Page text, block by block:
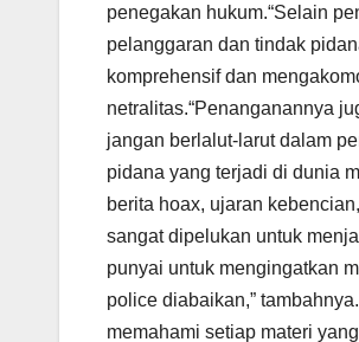
penegakan hukum.“Selain
pelanggaran dan tindak
komprehensif dan
netralitas.“Penanganannya
jangan berlalut-larut dalam
pidana yang terjadi di dunia
berita hoax, ujaran
sangat dipelukan untuk
punyai untuk mengingatkan
police diabaikan,”
memahami setiap materi